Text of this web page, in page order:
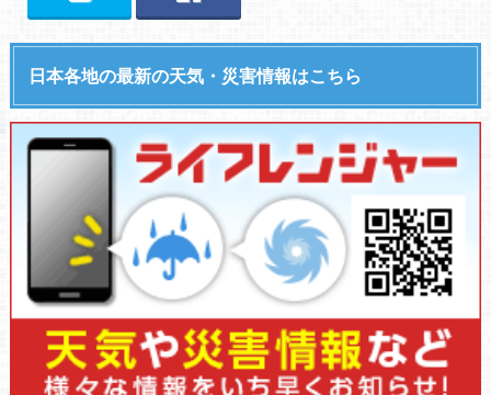
日本各地の最新の天気・災害情報はこちら